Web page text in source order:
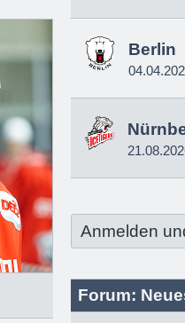
Berlin
Anmelden
Forum: